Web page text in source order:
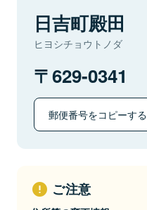
日吉町殿田
ヒヨシチョウトノダ
629-0341
郵便番号をコピーする
ご注意